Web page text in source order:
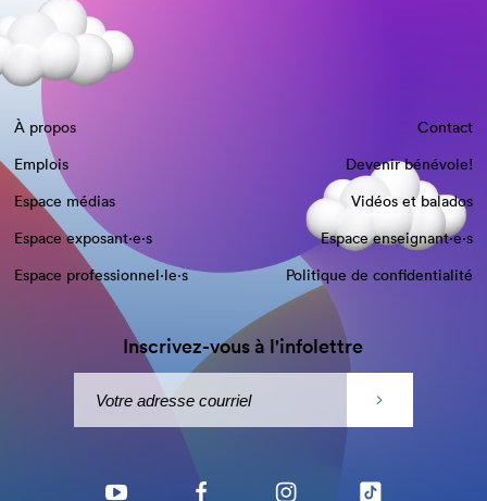
À propos
Contact
Emplois
Devenir bénévole!
Espace médias
Vidéos et balados
Espace exposant·e⋅s
Espace enseignant·e⋅s
Espace professionnel·le⋅s
Politique de confidentialité
Inscrivez-vous à l'infolettre